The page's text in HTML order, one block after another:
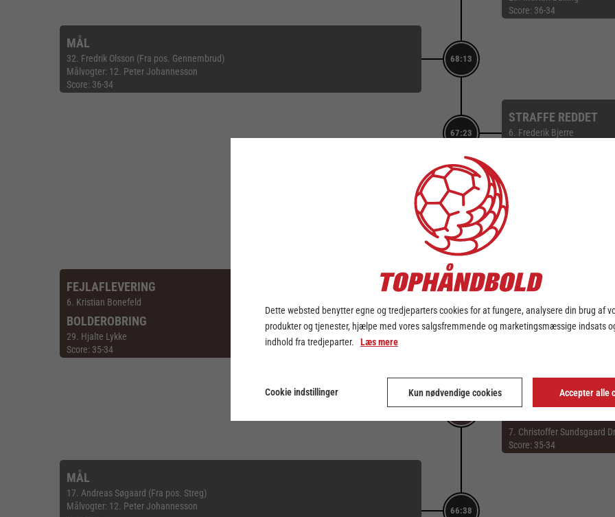
Score: 36-34
68:13
MÅL
32. Fredrik Olsson (Fra pos. Gennembrud)
Målvogter: 12. Peter Johannesson
Score: 36-34
67:23
STRAFFE REDDET
6. Frederik Bjerre
67:17
29. Hjalte Lykke
66:54
FEJLAFLEVERING
6. Kristian Bonefeld
BOLDEROBRING
29. Hjalte Lykke
Score: 35-34
66:47
TABT BOLD
7. Lasse Vilhelmsen
7. Christoffer Sundsgaard
Score: 35-34
66:38
MÅL
17. Andreas Søgaard (Fra pos. Streg)
Målvogter: 12. Peter Johannesson
Dette websted benytter egne og tredjeparters cookies for at fungere, analysere din brug af
produkter og tjenester, hjælpe med vores salgsfremmende og marketingsmæssige indsats
indhold fra tredjeparter. Læs mere
Cookie indstillinger Kun nødvendige cookies Accepter alle